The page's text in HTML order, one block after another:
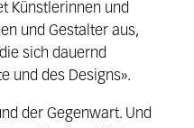
Künstlerinnen und
und Gestalter aus,
sich dauernd
und des Designs».
der Gegenwart. Und